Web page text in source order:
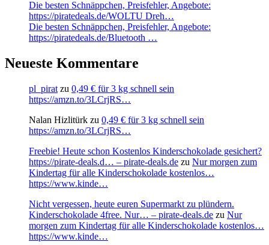
Die besten Schnäppchen, Preisfehler, Angebote:
https://piratedeals.de/WOLTU Dreh…
Die besten Schnäppchen, Preisfehler, Angebote:
https://piratedeals.de/Bluetooth …
Neueste Kommentare
pl_pirat zu 0,49 € für 3 kg schnell sein
https://amzn.to/3LCrjRS…
Nalan Hizlitürk zu 0,49 € für 3 kg schnell sein
https://amzn.to/3LCrjRS…
Freebie! Heute schon Kostenlos Kinderschokolade gesichert?
https://pirate-deals.d… – pirate-deals.de zu Nur morgen zum
Kindertag für alle Kinderschokolade kostenlos…
https://www.kinde…
Nicht vergessen, heute euren Supermarkt zu plündern.
Kinderschokolade 4free. Nur… – pirate-deals.de zu Nur
morgen zum Kindertag für alle Kinderschokolade kostenlos…
https://www.kinde…